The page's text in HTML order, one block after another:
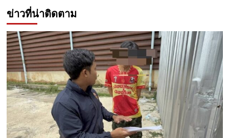
ข่าวที่น่าติดตาม